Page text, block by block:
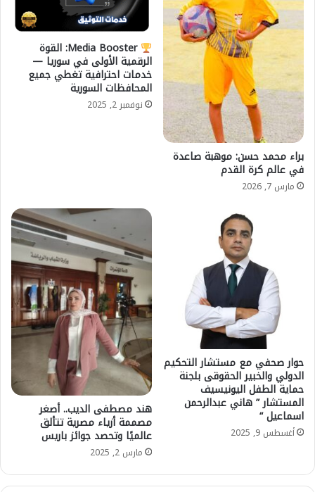
براء محمد حسن: موهبة صاعدة
في عالم كرة القدم
مارس 7, 2026
Media Booster: القوة
الرقمية الأولى في سوريا —
خدمات احترافية تغطي جميع
المحافظات السورية
نوفمبر 2, 2025
حوار صحفي مع مستشار التحكيم
الدولي والخبير الحقوقى بلجنة
حماية الطفل اليونيسيف
المستشار ” هاني عبدالرحمن
اسماعيل “
أغسطس 9, 2025
هند مصطفى الديب.. أصغر
مصممة أزياء مصرية تتألق
عالميًا وتحصد جوائز باريس
مارس 2, 2025